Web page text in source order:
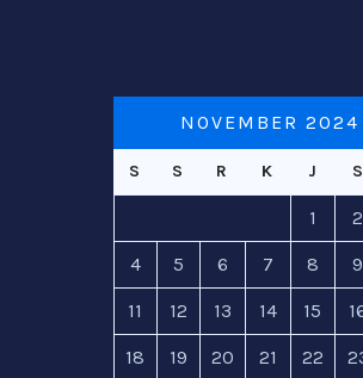
NOVEMBER 2024
S S R K J S
1 2
4 5 6 7 8 9
11 12 13 14 15
18 19 20 21 22